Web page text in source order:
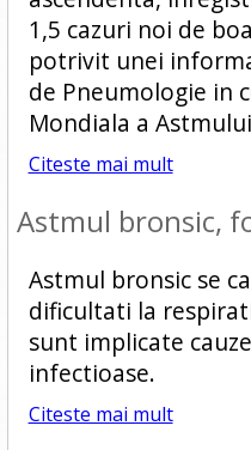
1,5 cazuri noi de
potrivit unei
de Pneumologie in
Mondiala a
Citeste mai mult
Astmul bronsic,
Astmul bronsic se
dificultati la
sunt implicate
infectioase.
Citeste mai mult